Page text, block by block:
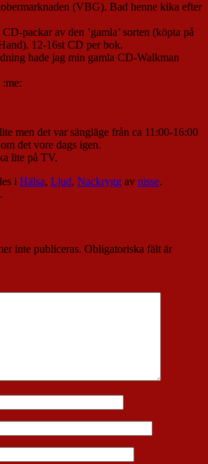
(VBG). Bad henne kika efter
packar av den ’gamla’ sorten (köpta på
12-16st CD per bok.
hade jag min gamla CD-Walkman
men det var sängläge från ca 11:00-16:00
det vore dags igen.
lite på TV.
i Hälsa, Ljud, Nackrygg av nisse.
.
inte publiceras. Obligatoriska fält är